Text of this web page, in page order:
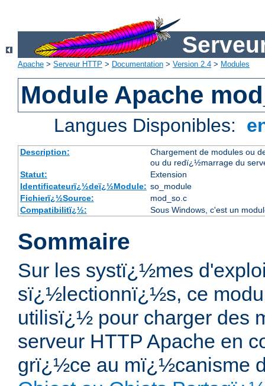
Apache > Serveur HTTP > Documentation > Version 2.4 > Modules
Module Apache
Langues Disponibles:
Description:
Chargement de modules ou
ou du redï¿½marrage du
Statut:
Extension
Identificateurï¿½deï¿½Module: so_module
Fichierï¿½Source:
mod_so.c
Compatibilitï¿½:
Sous Windows, c'est un
Sommaire
Sur les systï¿½mes
sï¿½lectionnï¿½s, ce
utilisï¿½ pour charger des
serveur HTTP Apache en
grï¿½ce au mï¿½canisme